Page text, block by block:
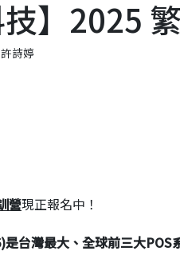
技】2025
許詩婷
營現正報名中！
台灣最大、全球前三大